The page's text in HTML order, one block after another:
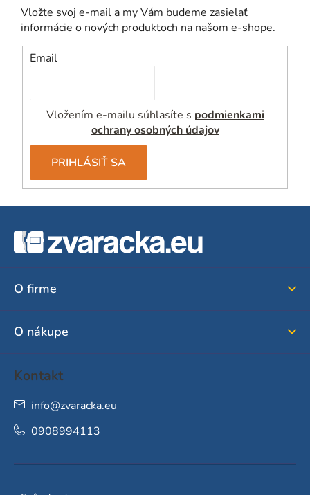
Vložte svoj e-mail a my Vám budeme zasielať
informácie o nových produktoch na našom e-shope.
Email
Vložením e-mailu súhlasíte s podmienkami
ochrany osobných údajov
PRIHLÁSIŤ SA
O firme
O nákupe
Kontakt
info@zvaracka.eu
0908994113